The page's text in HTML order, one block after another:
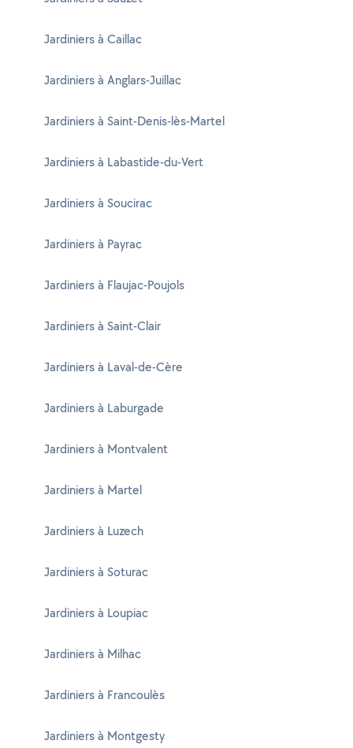
Jardiniers à Caillac
Jardiniers à Anglars-Juillac
Jardiniers à Saint-Denis-lès-Martel
Jardiniers à Labastide-du-Vert
Jardiniers à Soucirac
Jardiniers à Payrac
Jardiniers à Flaujac-Poujols
Jardiniers à Saint-Clair
Jardiniers à Laval-de-Cère
Jardiniers à Laburgade
Jardiniers à Montvalent
Jardiniers à Martel
Jardiniers à Luzech
Jardiniers à Soturac
Jardiniers à Loupiac
Jardiniers à Milhac
Jardiniers à Francoulès
Jardiniers à Montgesty